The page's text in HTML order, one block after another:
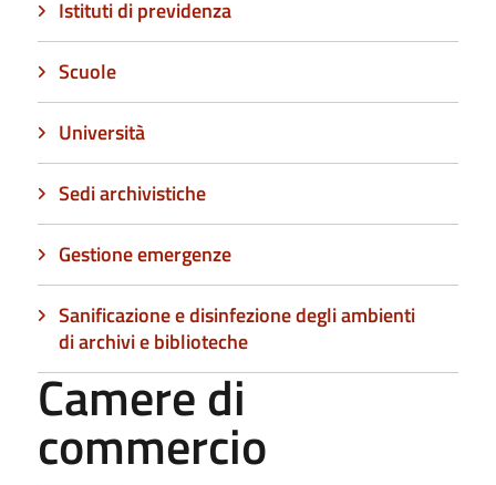
Istituti di previdenza
Scuole
Università
Sedi archivistiche
Gestione emergenze
Sanificazione e disinfezione degli ambienti
di archivi e biblioteche
Camere di
commercio